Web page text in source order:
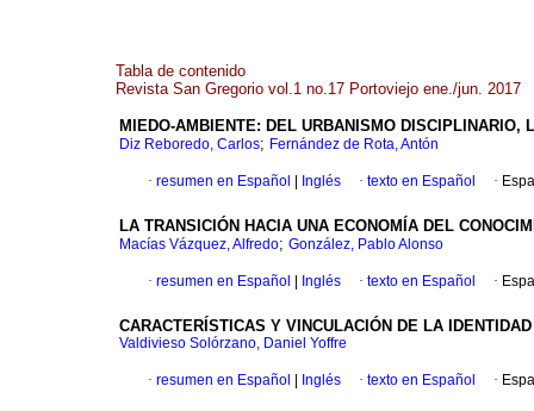
Tabla de contenido
Revista San Gregorio vol.1 no.17 Portoviejo ene./jun. 2017
MIEDO-AMBIENTE: DEL URBANISMO DISCIPLINARIO,
Diz Reboredo, Carlos; Fernández de Rota, Antón
· resumen en Español Inglés · texto en Español ·
LA TRANSICIÓN HACIA UNA ECONOMÍA DEL
Macías Vázquez, Alfredo; González, Pablo Alonso
· resumen en Español Inglés · texto en Español ·
CARACTERÍSTICAS Y VINCULACIÓN DE LA
Valdivieso Solórzano, Daniel Yoffre
· resumen en Español Inglés · texto en Español ·